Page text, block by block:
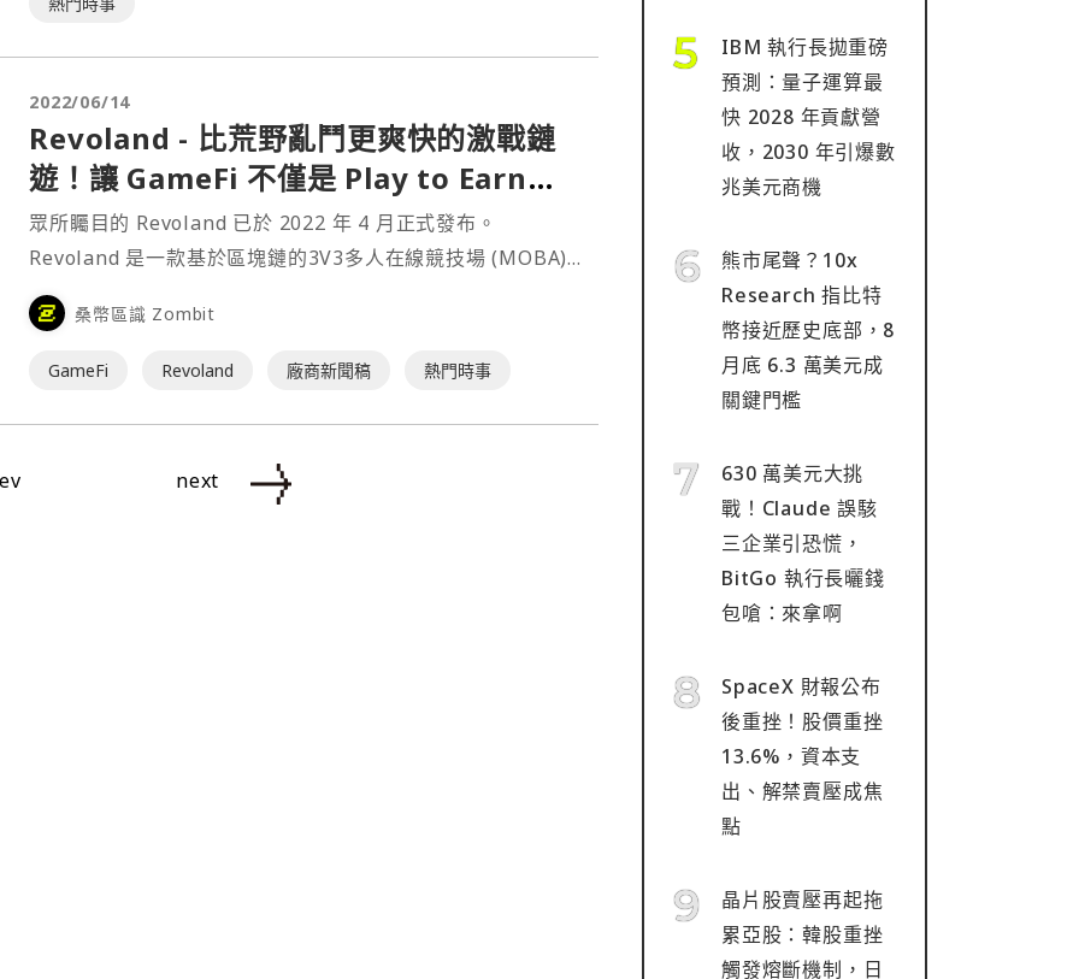
2022/06/14
Revoland - 比荒野亂鬥更爽快的激戰鏈
遊！讓 GameFi 不僅是 Play to Earn，
更是Play to Fun！
眾所矚目的 Revoland 已於 2022 年 4 月正式發布。
Revoland 是一款基於區塊鏈的3V3多人在線競技場 (MOBA)
遊戲，玩家可以在其中召集朋友組建團隊，與他人戰鬥，並通
過個人技能獲得代幣獎勵。⋯
桑幣區識 Zombit
GameFi Revoland 廠商新聞稿 熱門時事
next
IBM 執行長拋重磅
預測：量子運算最
快 2028 年貢獻營
收，2030 年引爆數
兆美元商機
熊市尾聲？10x
Research 指比特
幣接近歷史底部，8
月底 6.3 萬美元成
關鍵門檻
630 萬美元大挑
戰！Claude 誤駭
三企業引恐慌，
BitGo 執行長曬錢
包嗆：來拿啊
SpaceX 財報公布
後重挫！股價重挫
13.6%，資本支
出、解禁賣壓成焦
點
晶片股賣壓再起拖
累亞股：韓股重挫
觸發熔斷機制，日